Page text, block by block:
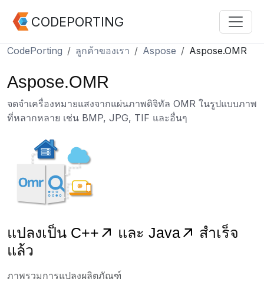
CODEPORTING
CodePorting ลูกค้าของเรา Aspose Aspose.OMR
Aspose.OMR
จดจำเครื่องหมายแสงจากแผ่นภาพดิจิทัล OMR ในรูปแบบภาพ
ที่หลากหลาย เช่น BMP, JPG, TIF และอื่นๆ
แปลงเป็น C++ และ Java
สำเร็จ
แล้ว
ภาพรวมการแปลงผลิตภัณฑ์